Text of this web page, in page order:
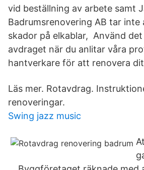
vid beställning av arbete samt
Badrumsrenovering AB tar inte
skador på elkablar, Använd
avdraget när du anlitar våra
hantverkare för att renovera
Läs mer. Rotavdrag.
renoveringar.
Swing jazz music